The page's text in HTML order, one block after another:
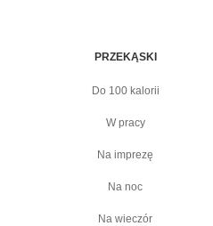
PRZEKĄSKI
Do 100 kalorii
W pracy
Na imprezę
Na noc
Na wieczór